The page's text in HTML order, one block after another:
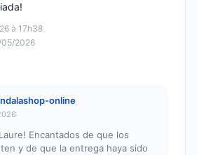
à 17h38
05/2026
online
Encantados de que los
y de que la entrega haya sido